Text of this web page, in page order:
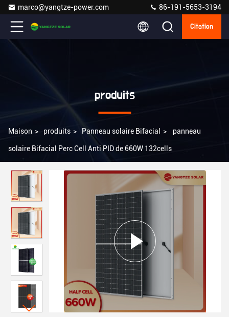
marco@yangtze-power.com 86-191-5653-3194
Citation
produits
Maison > produits > Panneau solaire Bifacial > panneau
solaire Bifacial Perc Cell Anti PID de 660W 132cells